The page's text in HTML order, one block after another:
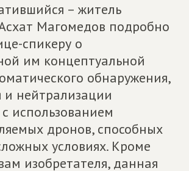
– житель
Магомедов подробно
спикеру о
им концептуальной
обнаружения,
нейтрализации
использованием
дронов, способных
условиях. Кроме
изобретателя, данная